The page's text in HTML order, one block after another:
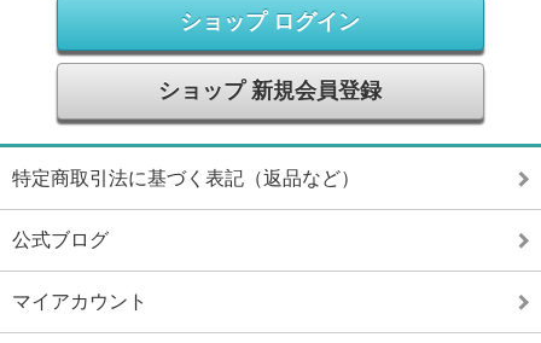
ショップ ログイン
ショップ 新規会員登録
特定商取引法に基づく表記（返品など）
公式ブログ
マイアカウント